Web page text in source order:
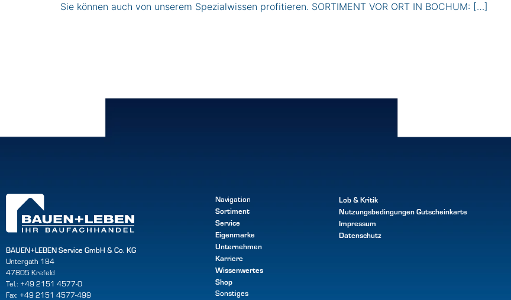
Sie können auch von unserem Spezialwissen profitieren. SORTIMENT VOR ORT IN BOCHUM: […]
BAUEN+LEBEN Service GmbH & Co. KG
Untergath 184
47805 Krefeld
Tel.: +49 2151 4577-0
Fax: +49 2151 4577-499
Navigation
Sortiment
Service
Eigenmarke
Unternehmen
Karriere
Wissenwertes
Shop
Sonstiges
Lob & Kritik
NutzungsbedingungenGutscheinkarte
Impressum
Datenschutz